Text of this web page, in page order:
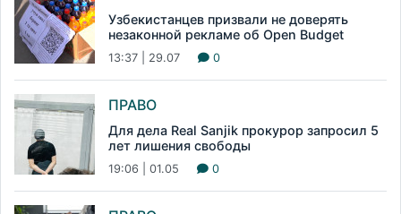
Узбекистанцев призвали не доверять
незаконной рекламе об Open Budget
13:37 | 29.07 0
ПРАВО
Для дела Real Sanjik прокурор запросил 5
лет лишения свободы
19:06 | 01.05 0